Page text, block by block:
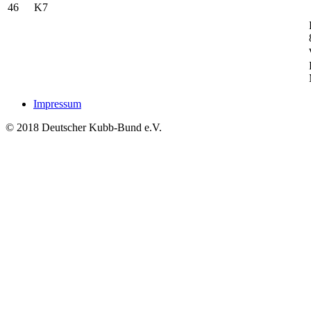
46
K7
Impressum
© 2018 Deutscher Kubb-Bund e.V.